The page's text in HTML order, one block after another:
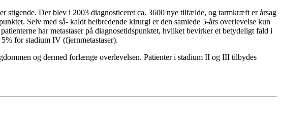
Der blev i 2003 diagnosticeret ca. 3600 nye tilfælde, og tarmkræft er årsag
Selv med så- kaldt helbredende kirurgi er den samlede 5-års overlevelse kun
har metastaser på diagnosetidspunktet, hvilket bevirker et betydeligt fald i
for stadium IV (fjernmetastaser).
og dermed forlænge overlevelsen. Patienter i stadium II og III tilbydes